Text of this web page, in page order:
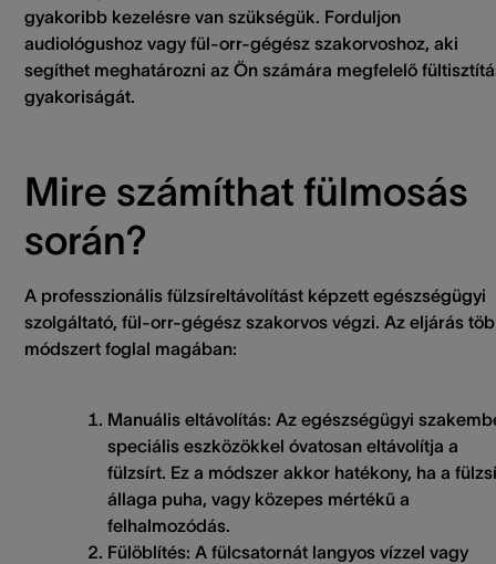
gyakoribb kezelésre van szükségük. Forduljon
audiológushoz vagy fül-orr-gégész szakorvoshoz, aki
segíthet meghatározni az Ön számára megfelelő
gyakoriságát.
Mire számíthat fülmosás
során?
A professzionális fülzsíreltávolítást képzett egészségügyi
szolgáltató, fül-orr-gégész szakorvos végzi. Az eljárás
módszert foglal magában:
Manuális eltávolítás: Az egészségügyi
speciális eszközökkel óvatosan eltávolítja a
fülzsírt. Ez a módszer akkor hatékony, ha a
állaga puha, vagy közepes mértékű a
felhalmozódás.
Fülöblítés: A fülcsatornát langyos vízzel vagy